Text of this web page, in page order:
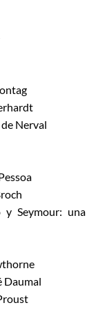
Nerval
y Seymour: una
Daumal